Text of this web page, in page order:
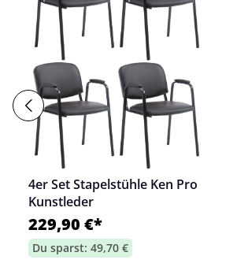
4er Set Stapelstühle Ken Pro
Kunstleder
229,90 €*
Du sparst: 49,70 €